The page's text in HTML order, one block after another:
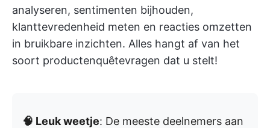
analyseren, sentimenten bijhouden,
klanttevredenheid meten en reacties omzetten
in bruikbare inzichten. Alles hangt af van het
soort productenquêtevragen dat u stelt!
🧠 Leuk weetje: De meeste deelnemers aan